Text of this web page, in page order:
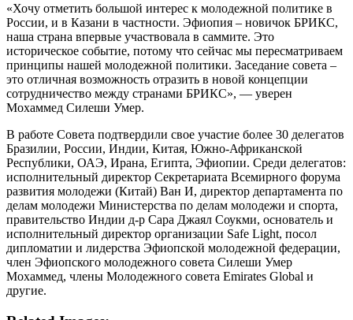
«Хочу отметить большой интерес к молодежной политике в
России, и в Казани в частности. Эфиопия – новичок БРИКС,
наша страна впервые участвовала в саммите. Это
историческое событие, потому что сейчас мы пересматриваем
принципы нашей молодежной политики. Заседание совета –
это отличная возможность отразить в новой концепции
сотрудничество между странами БРИКС», — уверен
Мохаммед Силеши Умер.
В работе Совета подтвердили свое участие более 30 делегатов
Бразилии, России, Индии, Китая, Южно-Африканской
Республики, ОАЭ, Ирана, Египта, Эфиопии. Среди делегатов:
исполнительный директор Секретариата Всемирного форума
развития молодежи (Китай) Ван И, директор департамента по
делам молодежи Министерства по делам молодежи и спорта,
правительство Индии д-р Сара Джаял Соукми, основатель и
исполнительный директор организации Safe Light, посол
дипломатии и лидерства Эфиопской молодежной федерации,
член Эфиопского молодежного совета Силеши Умер
Мохаммед, члены Молодежного совета Emirates Global и
другие.